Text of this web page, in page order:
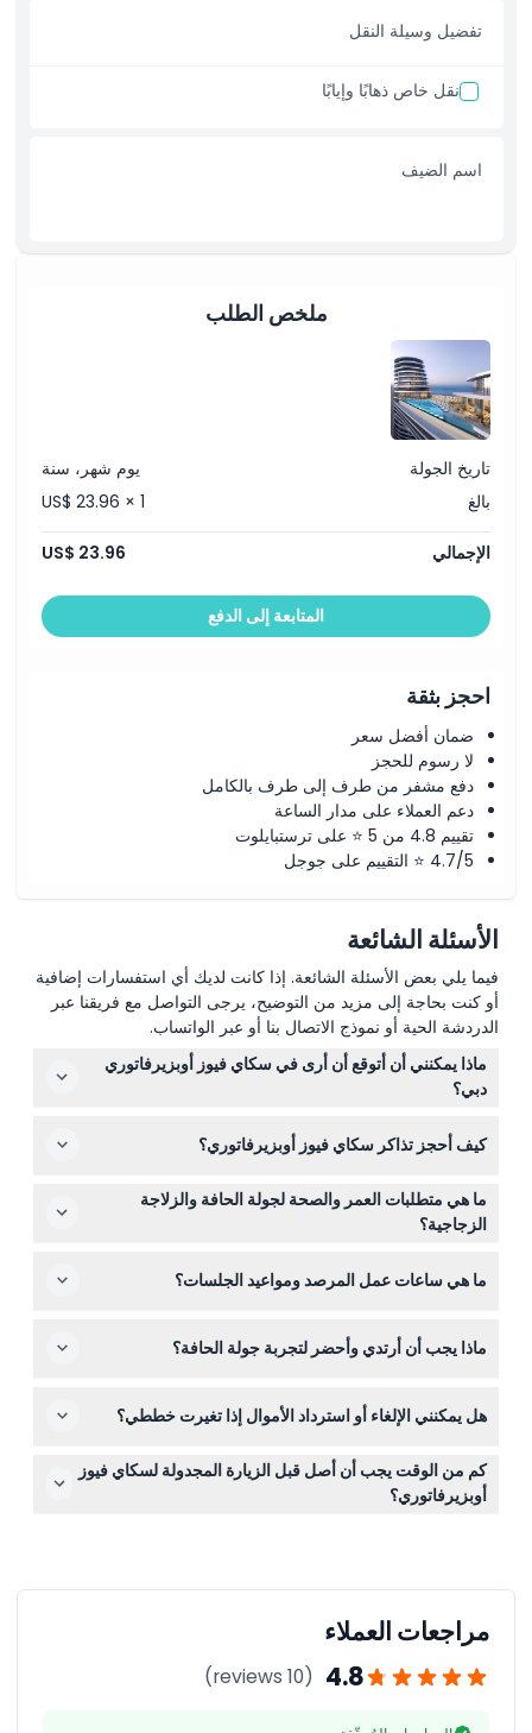
تفضيل وسيلة النقل
نقل خاص ذهابًا وإيابًا
اسم الضيف
ملخص الطلب
تاريخ الجولة
يوم شهر، سنة
بالغ
US$ 23.96 × 1
الإجمالي US$ 23.96
المتابعة إلى الدفع
احجز بثقة
ضمان أفضل سعر
لا رسوم للحجز
دفع مشفر من طرف إلى طرف بالكامل
دعم العملاء على مدار الساعة
تقييم 4.8 من 5 ⭐ على ترستبايلوت
4.7/5 ⭐ التقييم على جوجل
الأسئلة الشائعة
فيما يلي بعض الأسئلة الشائعة. إذا كانت لديك أي استفسارات إضافية
أو كنت بحاجة إلى مزيد من التوضيح، يرجى التواصل مع فريقنا عبر
الدردشة الحية أو نموذج الاتصال بنا أو عبر الواتساب.
ماذا يمكنني أن أتوقع أن أرى في سكاي فيوز أوبزيرفاتوري
دبي؟
مترًا وتحديات اختيارية مثل الزلاجة الزجاجية أو جولة الحافة.
كيف أحجز تذاكر سكاي فيوز أوبزيرفاتوري؟
يمكنك حجز تذاكرك بسهولة عبر الإنترنت هنا على هذا الموقع.
فقط اختر التاريخ والتجربة المفضلة لديك، ثم اتبع خطوات الدفع
البسيطة لتأمين زيارتك.
ما هي متطلبات العمر والصحة لجولة الحافة والزلاجة
الزجاجية؟
12 و65 سنة، وأن تزن بين 50 و100 كجم، وأن يكون طولك بين
أو وصي على إذن جولة الحافة.
ما هي ساعات عمل المرصد ومواعيد الجلسات؟
صباحًا حتى 9:00 مساءً، بينما جولة الحافة تعمل يوميًا من 11:00
ماذا يجب أن أرتدي وأحضر لتجربة جولة الحافة؟
القبعات أو أي أشياء قد تطير مع الريح. يُنصح بارتداء أحذية
هل يمكنني الإلغاء أو استرداد الأموال إذا تغيرت خططي؟
التذاكر غير قابلة للاسترداد ولا يمكن إلغاؤها تحت أي ظرف، لذا
يرجى التأكد من ثبات خططك قبل الحجز.
كم من الوقت يجب أن أصل قبل الزيارة المجدولة لسكاي فيوز
أوبزيرفاتوري؟
مراجعات العملاء
4.8
(10 reviews)